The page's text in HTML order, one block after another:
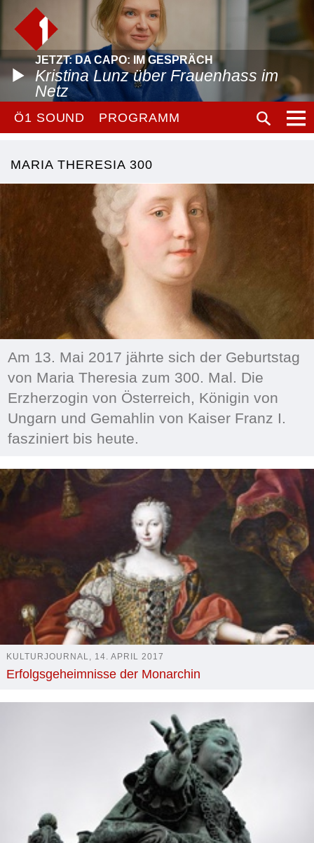
JETZT: DA CAPO: IM GESPRÄCH
Kristina Lunz über Frauenhass im
Netz
Ö1 SOUND PROGRAMM
MARIA THERESIA 300
Am 13. Mai 2017 jährte sich der Geburtstag
von Maria Theresia zum 300. Mal. Die
Erzherzogin von Österreich, Königin von
Ungarn und Gemahlin von Kaiser Franz I.
fasziniert bis heute.
KULTURJOURNAL, 14. APRIL 2017
Erfolgsgeheimnisse der Monarchin